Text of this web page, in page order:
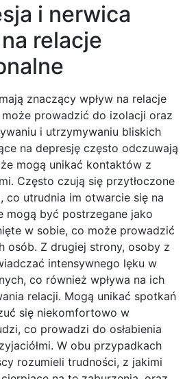
i nerwica
relacje
znaczący wpływ na relacje
prowadzić do izolacji oraz
i utrzymywaniu bliskich
na depresję często odczuwają
mogą unikać kontaktów z
Często czują się przytłoczone
co utrudnia im otwarcie się na
mogą być postrzegane jako
w sobie, co może prowadzić
osób. Z drugiej strony, osoby z
intensywnego lęku w
co również wpływa na ich
relacji. Mogą unikać spotkań
się niekomfortowo w
co prowadzi do osłabienia
W obu przypadkach
rozumieli trudności, z jakimi